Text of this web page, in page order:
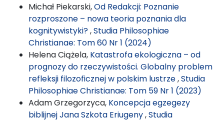
Michał Piekarski,Od Redakcji: Poznanie
rozproszone – nowa teoria poznania dla
kognitywistyki?,Studia Philosophiae
Christianae: Tom 60 Nr 1 (2024)
Helena Ciążela, Katastrofa ekologiczna – od
prognozy do rzeczywistości. Globalny problem
refleksji filozoficznej w polskim lustrze,Studia
Philosophiae Christianae: Tom 59 Nr 1 (2023)
Adam Grzegorzyca, Koncepcja egzegezy
biblijnej Jana Szkota Eriugeny,Studia